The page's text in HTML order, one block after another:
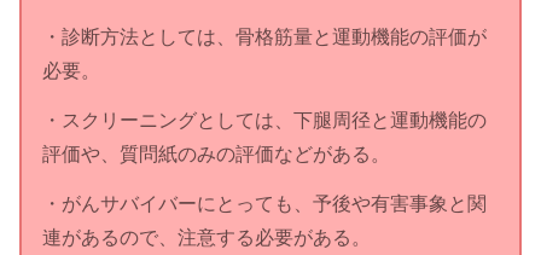
・診断方法としては、骨格筋量と運動機能の評価が
必要。
・スクリーニングとしては、下腿周径と運動機能の
評価や、質問紙のみの評価などがある。
・がんサバイバーにとっても、予後や有害事象と関
連があるので、注意する必要がある。